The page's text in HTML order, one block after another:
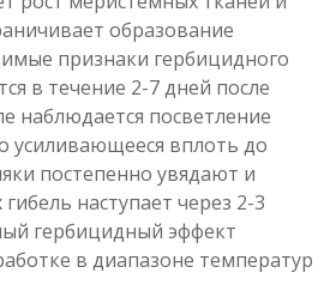
образование
признаки гербицидного
в течение 2-7 дней после
наблюдается посветление
усиливающееся вплоть до
постепенно увядают и
наступает через 2-3
гербицидный эффект
в диапазоне температур